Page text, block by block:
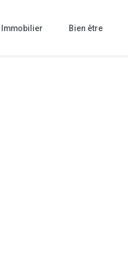
Immobilier Bien être